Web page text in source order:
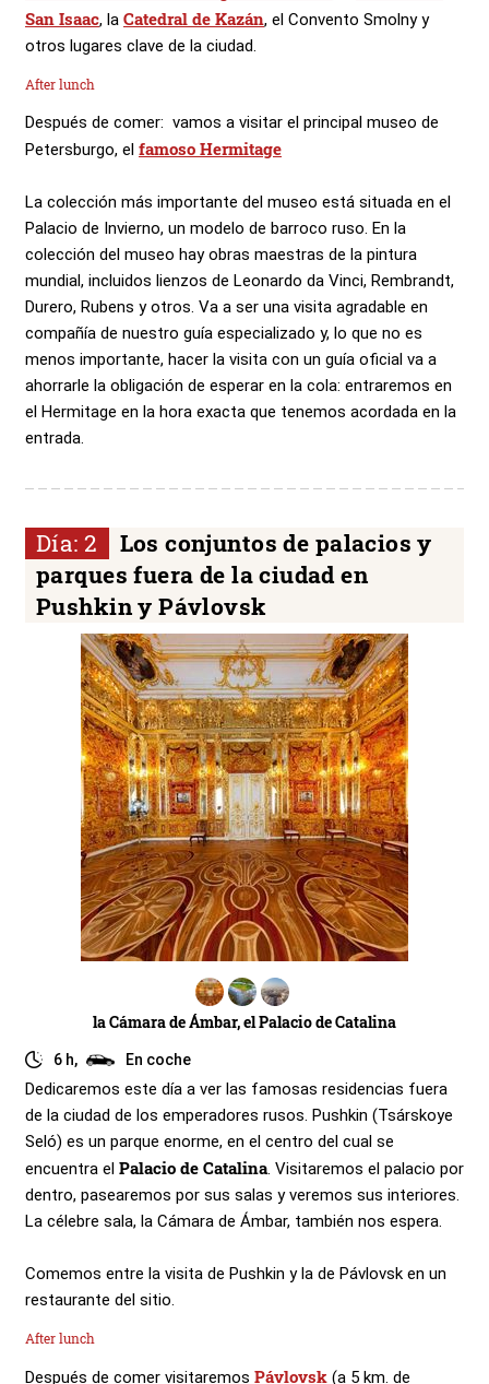
San Isaac, la Catedral de Kazán, el Convento Smolny y
otros lugares clave de la ciudad.
After lunch
Después de comer: vamos a visitar el principal museo de
Petersburgo, el famoso Hermitage
La colección más importante del museo está situada en el
Palacio de Invierno, un modelo de barroco ruso. En la
colección del museo hay obras maestras de la pintura
mundial, incluidos lienzos de Leonardo da Vinci, Rembrandt,
Durero, Rubens y otros. Va a ser una visita agradable en
compañía de nuestro guía especializado y, lo que no es
menos importante, hacer la visita con un guía oficial va a
ahorrarle la obligación de esperar en la cola: entraremos en
el Hermitage en la hora exacta que tenemos acordada en la
entrada.
Día: 2
Los conjuntos de palacios y
parques fuera de la ciudad en
Pushkin y Pávlovsk
la Cámara de Ámbar, el Palacio de Catalina
6 h, En coche
Dedicaremos este día a ver las famosas residencias fuera
de la ciudad de los emperadores rusos. Pushkin (Tsárskoye
Seló) es un parque enorme, en el centro del cual se
encuentra el Palacio de Catalina . Visitaremos el palacio por
dentro, pasearemos por sus salas y veremos sus interiores.
La célebre sala, la Cámara de Ámbar, también nos espera.
Comemos entre la visita de Pushkin y la de Pávlovsk en un
restaurante del sitio.
After lunch
Después de comer visitaremos Pávlovsk (a 5 km. de